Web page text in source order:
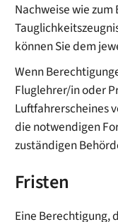
Nachweisewie zum
können Sie dem
Wenn
Fluglehrer/in oder
Luftfahrerscheines
die notwendigen
zuständigen
Fristen
Eine Berechtigung,